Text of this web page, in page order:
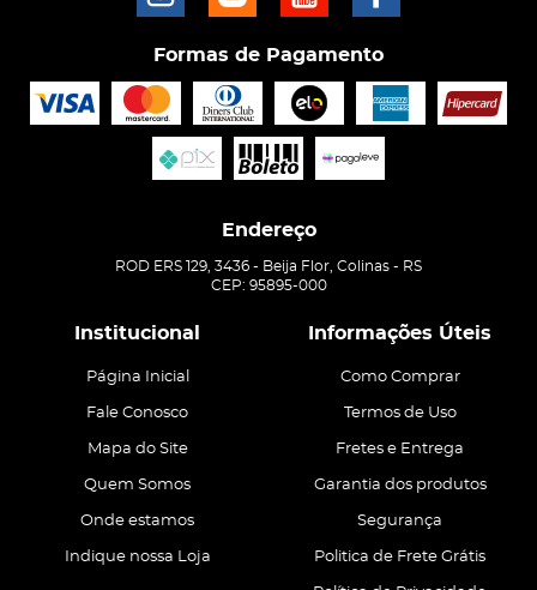
Formas de Pagamento
Endereço
ROD ERS 129, 3436 - Beija Flor, Colinas - RS
CEP: 95895-000
Institucional
Página Inicial
Fale Conosco
Mapa do Site
Quem Somos
Onde estamos
Indique nossa Loja
Informações Úteis
Como Comprar
Termos de Uso
Fretes e Entrega
Garantia dos produtos
Segurança
Politica de Frete Grátis